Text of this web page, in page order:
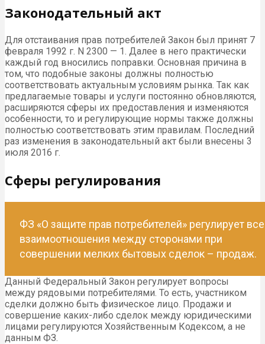
Законодательный акт
Для отстаивания прав потребителей Закон был принят 7
февраля 1992 г. N 2300 — 1. Далее в него практически
каждый год вносились поправки. Основная причина в
том, что подобные законы должны полностью
соответствовать актуальным условиям рынка. Так как
предлагаемые товары и услуги постоянно обновляются,
расширяются сферы их предоставления и изменяются
особенности, то и регулирующие нормы также должны
полностью соответствовать этим правилам. Последний
раз изменения в законодательный акт были внесены 3
июля 2016 г.
Сферы регулирования
ФЗ «О защите прав потребителей» регулирует все
взаимоотношения между сторонами при
совершении мелких бытовых сделок – продаж.
Данный Федеральный Закон регулирует вопросы
между рядовыми потребителями. То есть, участником
сделки должно быть физическое лицо. Продажи и
совершение каких-либо сделок между юридическими
лицами регулируются Хозяйственным Кодексом, а не
данным ФЗ.